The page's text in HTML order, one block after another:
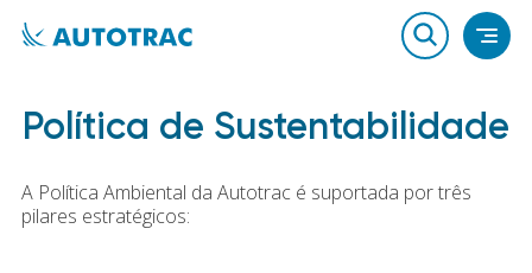
Política de Sustentabilidade
A Política Ambiental da Autotrac é suportada por três
pilares estratégicos: